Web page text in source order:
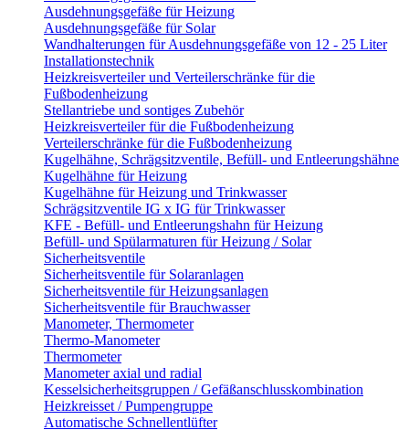
Ausdehnungsgefäße für Heizung
Ausdehnungsgefäße für Solar
Wandhalterungen für Ausdehnungsgefäße von 12 - 25 Liter
Installationstechnik
Heizkreisverteiler und Verteilerschränke für die
Fußbodenheizung
Stellantriebe und sontiges Zubehör
Heizkreisverteiler für die Fußbodenheizung
Verteilerschränke für die Fußbodenheizung
Kugelhähne, Schrägsitzventile, Befüll- und Entleerungshähne
Kugelhähne für Heizung
Kugelhähne für Heizung und Trinkwasser
Schrägsitzventile IG x IG für Trinkwasser
KFE - Befüll- und Entleerungshahn für Heizung
Befüll- und Spülarmaturen für Heizung / Solar
Sicherheitsventile
Sicherheitsventile für Solaranlagen
Sicherheitsventile für Heizungsanlagen
Sicherheitsventile für Brauchwasser
Manometer, Thermometer
Thermo-Manometer
Thermometer
Manometer axial und radial
Kesselsicherheitsgruppen / Gefäßanschlusskombination
Heizkreisset / Pumpengruppe
Automatische Schnellentlüfter